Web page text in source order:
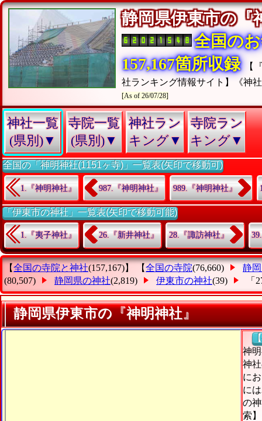
静岡県伊東市の
全国の
157,167箇所収録
【
社ランキング情報サイト】《神
[As of 26/07/28]
神社一覧
(県別)▼
寺院一覧
(県別)▼
神社ラン
キング▼
寺院ラン
キング▼
全国の「神明神社(1151ヶ寺)」一覧表(矢印で移動可)
1.『神明神社』 987.『神明神社』 989.『神明神社』
「伊東市の神社」一覧表(矢印で移動可能)
1.『夷子神社』 26.『新井神社』 28.『諏訪神社』
【全国の寺院と神社(157,167)】 【全国の寺院(76,660)
静
(80,507)
静岡県の神社(2,819) 伊東市の神社(39) 「
静岡県伊東市の『神明神社』
神
神
に
に
の
索